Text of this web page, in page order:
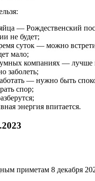
— Рождественский
не будет;
суток — можно
мало;
компаниях — лучше
заболеть;
— нужно быть
спор;
энергия впитается.
приметам 8 декабря